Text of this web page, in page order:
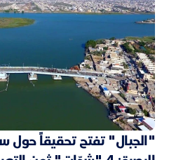
"الجبال" تفتح تحقيقاً